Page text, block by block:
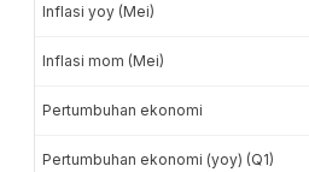
Inflasi yoy (Mei)
Inflasi mom (Mei)
Pertumbuhan ekonomi
Pertumbuhan ekonomi (yoy) (Q1)